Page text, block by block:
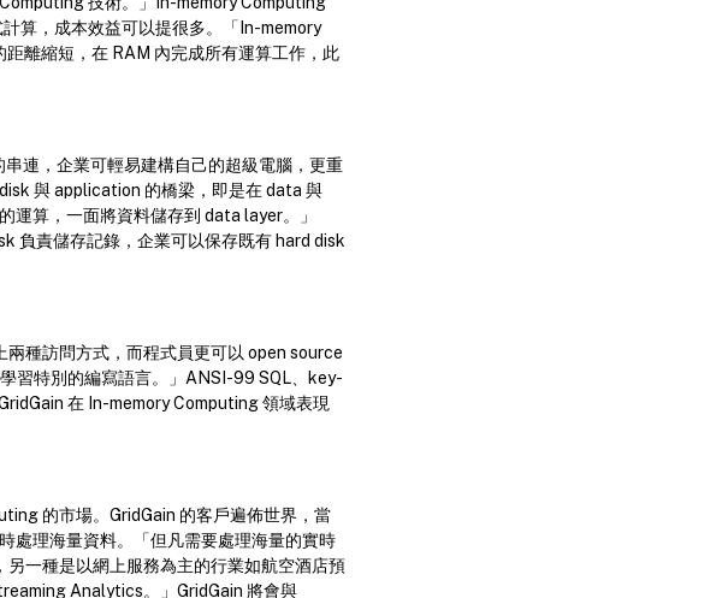
算，成本效益可以提很多。「In-memory
離縮短，在 RAM 內完成所有運算工作，此
連，企業可輕易建構自己的超級電腦，更重
與 application 的橋梁，即是在 data 與
算，一面將資料儲存到 data layer。」
負責儲存記錄，企業可以保存既有 hard disk
種訪問方式，而程式員更可以 open source
習特別的編寫語言。」ANSI-99 SQL、key-
在 In-memory Computing 領域表現
的市場。GridGain 的客戶遍佈世界，當
處理海量資料。「但凡需要處理海量的實時
一種是以網上服務為主的行業如航空酒店預
Analytics。」GridGain 將會與